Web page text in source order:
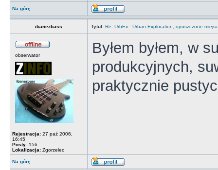
Na górę
ibanezbass Tytuł: Re: UrbEx - Urban Exploration, opuszczone
obserwator
Rejestracja: 27 paź 2006,
16:45
Posty: 156
Lokalizacja: Zgorzelec
Byłem byłem, w
produkcyjnych,
praktycznie
Na górę